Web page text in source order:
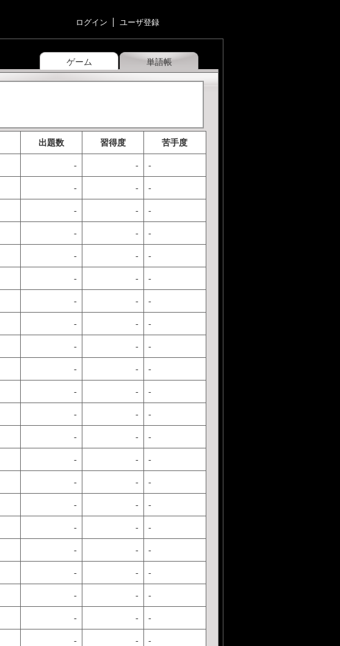
ログイン ユーザ登録
ゲーム 単語帳
出題数 習得度 苦手度
- - -
- - -
- - -
- - -
- - -
- - -
- - -
- - -
- - -
- - -
- - -
- - -
- - -
- - -
- - -
- - -
- - -
- - -
- - -
- - -
- - -
- - -